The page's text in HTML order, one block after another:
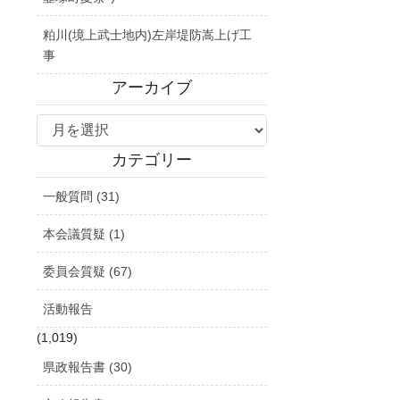
粕川(境上武士地内)左岸堤防嵩上げ工
事
アーカイブ
ア
イ
ブ
カテゴリー
一般質問 (31)
本会議質疑 (1)
委員会質疑 (67)
活動報告
(1,019)
県政報告書 (30)